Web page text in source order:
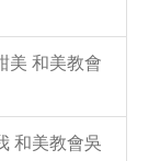
美 和美教會
和美教會吳